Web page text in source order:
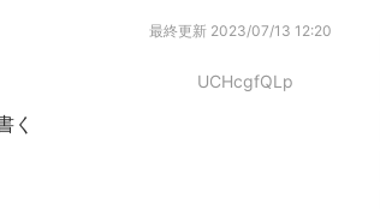
最終更新 2023/07/13 12:20
UCHcgfQLp
く